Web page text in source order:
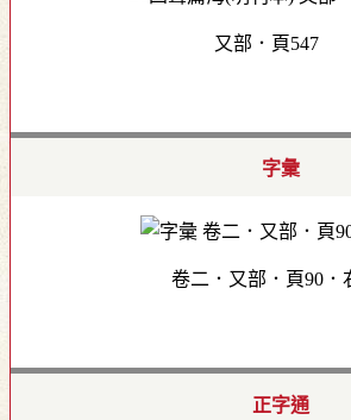
又部．頁547
字彙
卷二．又部．頁90．
正字通